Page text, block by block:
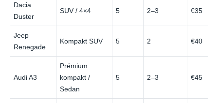
Dacia
Duster
SUV / 4×4 5 2–3 €35
Jeep
Renegade
Kompakt SUV 5 2 €40
Audi A3
Prémium
kompakt /
Sedan
5 2–3 €45